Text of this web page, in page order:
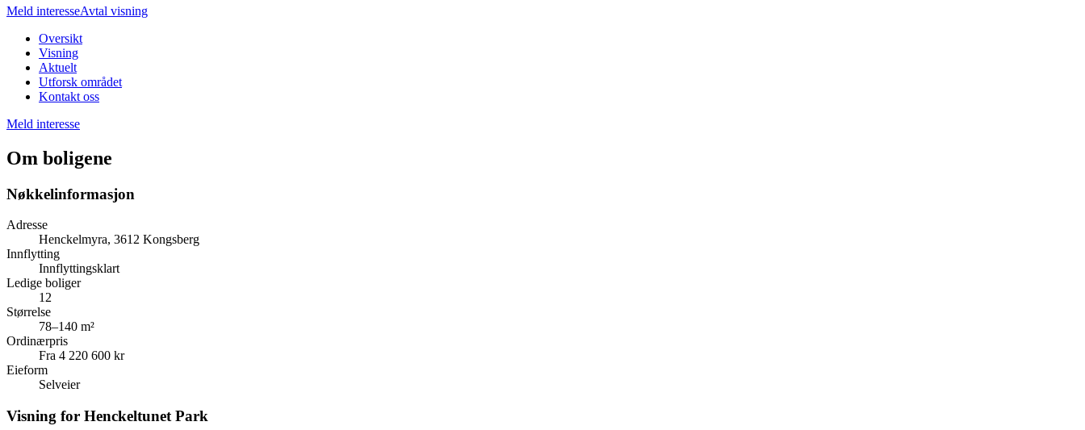
Meld interesseAvtal visning
Oversikt
Visning
Aktuelt
Utforsk området
Kontakt oss
Meld interesse
Om boligene
Nøkkelinformasjon
Adresse
Henckelmyra, 3612 Kongsberg
Innflytting
Innflyttingsklart
Ledige boliger
12
Størrelse
78–140 m²
Ordinærpris
Fra 4 220 600 kr
Eieform
Selveier
Visning for Henckeltunet Park